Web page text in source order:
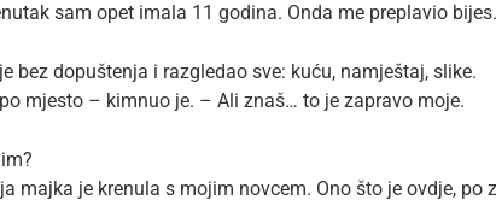
sam opet imala 11 godina. Onda me preplavio bijes.
bez dopuštenja i razgledao sve: kuću, namještaj, slike.
mjesto – kimnuo je. – Ali znaš… to je zapravo moje.
majka je krenula s mojim novcem. Ono što je ovdje, po